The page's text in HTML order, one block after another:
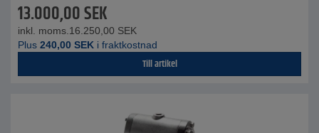
13.000,00SEK
inkl. moms. 16.250,00 SEK
Plus 240,00 SEK i fraktkostnad
Till artikel